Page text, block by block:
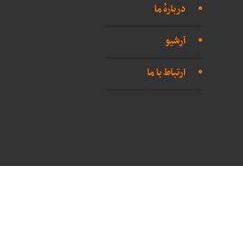
دربارهٔ ما
آرشیو
ارتباط با ما